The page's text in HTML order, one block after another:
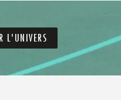
L'UNIVERS